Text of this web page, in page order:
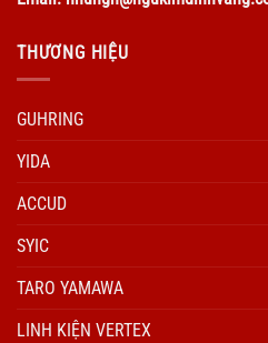
THƯƠNG HIỆU
GUHRING
YIDA
ACCUD
SYIC
TARO YAMAWA
LINH KIỆN VERTEX